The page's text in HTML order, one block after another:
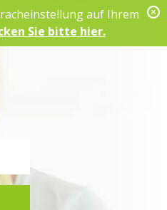
auf Ihrem
Sie bitte hier.